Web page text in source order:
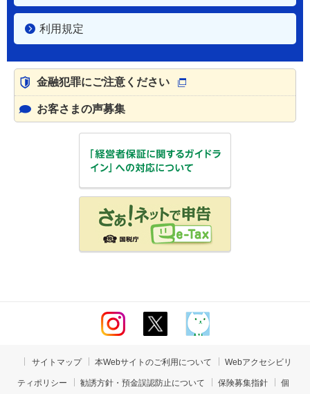
利用規定
金融犯罪にご注意ください
お客さまの声募集
サイトマップ 本Webサイトのご利用について Webアクセシビリ
ティポリシー 勧誘方針・預金誤認防止について 保険募集指針 個